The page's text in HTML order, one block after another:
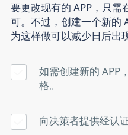
要更改现有的 APP，只需
可。不过，创建一个新的
为这样做可以减少日后出
如需创建新的 APP
格。
向决策者提供经认